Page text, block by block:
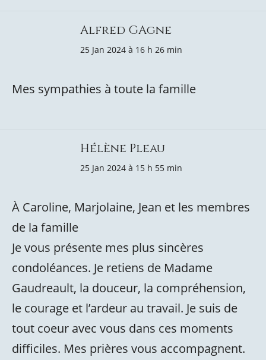
Alfred GAgne
25 Jan 2024 à 16 h 26 min
Mes sympathies à toute la famille
Hélène Pleau
25 Jan 2024 à 15 h 55 min
À Caroline, Marjolaine, Jean et les membres
de la famille
Je vous présente mes plus sincères
condoléances. Je retiens de Madame
Gaudreault, la douceur, la compréhension,
le courage et l’ardeur au travail. Je suis de
tout coeur avec vous dans ces moments
difficiles. Mes prières vous accompagnent.